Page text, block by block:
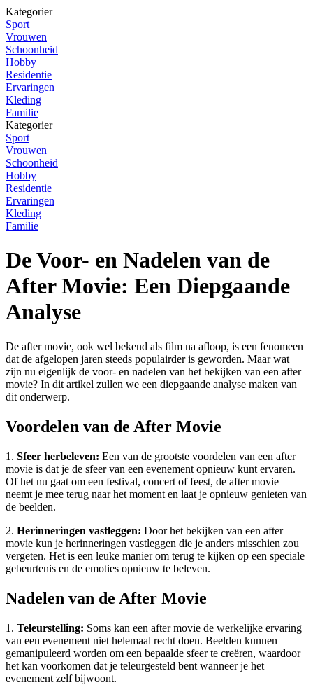
Kategorier
Sport
Vrouwen
Schoonheid
Hobby
Residentie
Ervaringen
Kleding
Familie
Kategorier
Sport
Vrouwen
Schoonheid
Hobby
Residentie
Ervaringen
Kleding
Familie
De Voor- en Nadelen van de
After Movie: Een Diepgaande
Analyse
De after movie, ook wel bekend als film na afloop, is een fenomeen
dat de afgelopen jaren steeds populairder is geworden. Maar wat
zijn nu eigenlijk de voor- en nadelen van het bekijken van een after
movie? In dit artikel zullen we een diepgaande analyse maken van
dit onderwerp.
Voordelen van de After Movie
1. Sfeer herbeleven: Een van de grootste voordelen van een after
movie is dat je de sfeer van een evenement opnieuw kunt ervaren.
Of het nu gaat om een festival, concert of feest, de after movie
neemt je mee terug naar het moment en laat je opnieuw genieten van
de beelden.
2. Herinneringen vastleggen: Door het bekijken van een after
movie kun je herinneringen vastleggen die je anders misschien zou
vergeten. Het is een leuke manier om terug te kijken op een speciale
gebeurtenis en de emoties opnieuw te beleven.
Nadelen van de After Movie
1. Teleurstelling: Soms kan een after movie de werkelijke ervaring
van een evenement niet helemaal recht doen. Beelden kunnen
gemanipuleerd worden om een bepaalde sfeer te creëren, waardoor
het kan voorkomen dat je teleurgesteld bent wanneer je het
evenement zelf bijwoont.